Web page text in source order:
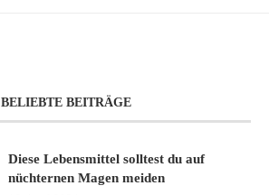
BELIEBTE BEITRÄGE
Diese Lebensmittel solltest du auf
nüchternen Magen meiden